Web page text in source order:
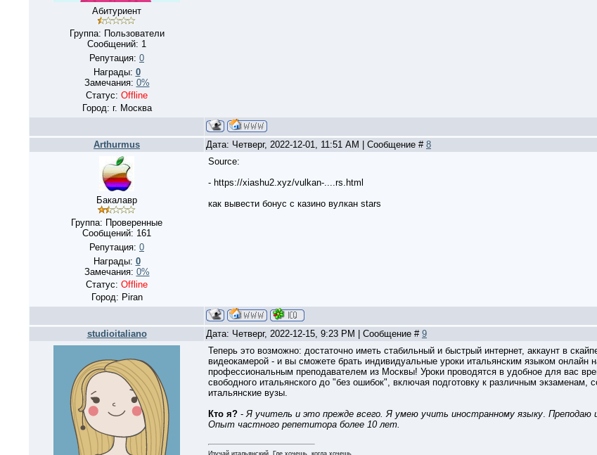
Абитуриент
Группа: Пользователи
Сообщений: 1
Репутация: 0
Награды: 0
Замечания: 0%
Статус: Offline
Город: г. Москва
Arthurmus Дата: Четверг, 2022-12-01, 11:51 AM | Сообщение # 8
Бакалавр
Группа: Проверенные
Сообщений: 161
Репутация: 0
Награды: 0
Замечания: 0%
Статус: Offline
Город: Piran
Source:
- https://xiashu2.xyz/vulkan-....rs.html
как вывести бонус с казино вулкан stars
studioitaliano Дата: Четверг, 2022-12-15, 9:23 PM | Сообщение # 9
Теперь это возможно: достаточно иметь стабильный и быстрый интернет, аккаунт в
видеокамерой - и вы сможете брать индивидуальные уроки итальянским языком онлайн
профессиональным преподавателем из Москвы! Уроки проводятся в удобное для вас
свободного итальянского до "без ошибок", включая подготовку к различным экзаменам,
итальянские вузы.
Кто я? -Я учитель и это прежде всего. Я умею учить иностранному языку. Преподаю
Опыт частного репетитора более 10 лет.
Изучай итальянский. Где хочешь, когда хочешь.